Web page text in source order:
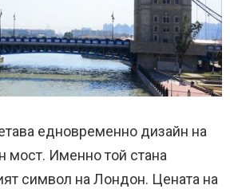
едновременно дизайн на
Именно той стана
символ на Лондон. Цената на